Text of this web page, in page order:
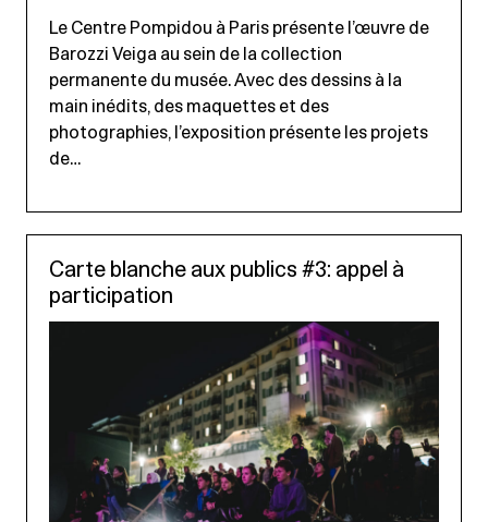
Le Centre Pompidou à Paris présente l’œuvre de
Barozzi Veiga au sein de la collection
permanente du musée. Avec des dessins à la
main inédits, des maquettes et des
photographies, l’exposition présente les projets
de…
Carte blanche aux publics #3: appel à
participation